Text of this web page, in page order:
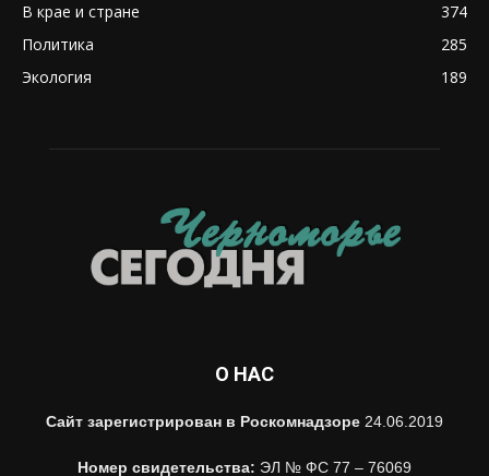
В крае и стране
374
Политика
285
Экология
189
О НАС
Сайт зарегистрирован в Роскомнадзоре 24.06.2019
Номер свидетельства: ЭЛ № ФС 77 – 76069